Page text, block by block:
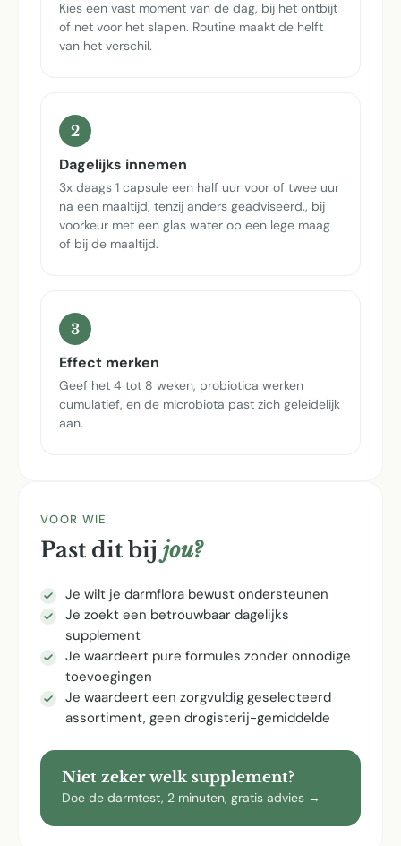
Kies een vast moment van de dag, bij het ontbijt
of net voor het slapen. Routine maakt de helft
van het verschil.
2
Dagelijks innemen
3x daags 1 capsule een half uur voor of twee uur
na een maaltijd, tenzij anders geadviseerd., bij
voorkeur met een glas water op een lege maag
of bij de maaltijd.
3
Effect merken
Geef het 4 tot 8 weken, probiotica werken
cumulatief, en de microbiota past zich geleidelijk
aan.
VOOR WIE
Past dit bij jou?
Je wilt je darmflora bewust ondersteunen
Je zoekt een betrouwbaar dagelijks
supplement
Je waardeert pure formules zonder onnodige
toevoegingen
Je waardeert een zorgvuldig geselecteerd
assortiment, geen drogisterij-gemiddelde
Niet zeker welk supplement?
Doe de darmtest, 2 minuten, gratis advies →